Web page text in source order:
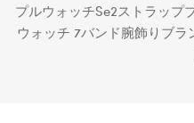
プルウォッチse2ストラップ
ウォッチ 7バンド腕飾りブ